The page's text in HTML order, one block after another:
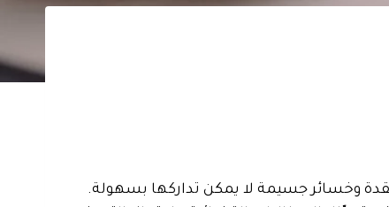
وخسائر جسيمة لا يمكن تداركها بسهولة.